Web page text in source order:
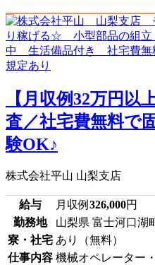
【月収例32万円
査／社宅費無料で
験OK♪
株式会社平山 山梨支店
給与 月収例 326,000円
勤務地
山梨県 富士河口湖町
寮・社宅 あり（無料）
仕事内容 機械オペレーター